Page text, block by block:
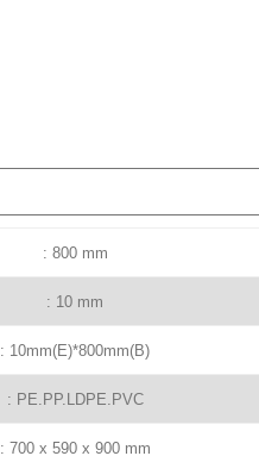
: 800 mm
: 10 mm
: 10mm(E)*800mm(B)
: PE.PP.LDPE.PVC
: 700 x 590 x 900 mm